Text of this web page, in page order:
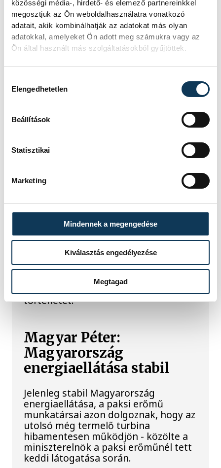
közösségi média-, hirdető- és elemező partnereinkkel
megosztjuk az Ön weboldalhasználatra vonatkozó
adatait, akik kombinálhatják az adatokat más olyan
adatokkal, amelyeket Ön adott meg számukra vagy az
Ön által használt más szolgáltatásokból gyűjtöttek.
Elengedhetetlen
Beállítások
Statisztikai
Marketing
Mindennek a megengedése
Kiválasztás engedélyezése
Megtagad
Rekordok Európában –
Magyarország a
legforróbb, Angliában
szárazság tombol
kontinensszerte rekordokat dönt a
Egyesült Királyságban olyan száraz
júliust mértek, amilyenre 155 éve nem
A múltban és ma is rossz
szikla
Újra kilátszik a Dunából az aszály
hírnöke! Régen a felbukkanása egyet
jelentett az éhínséggel, ma pedig a
klímaváltozás okozta extrém
szárazságra hívja fel a figyelmet.
Elmeséljük a baljós kőtömb
történetét.
Magyar Péter:
Magyarország
energiaellátása stabil
Jelenleg stabil Magyarország
energiaellátása, a paksi erőmű
munkatársai azon dolgoznak, hogy az
utolsó még termelő turbina
hibamentesen működjön - közölte a
miniszterelnök a paksi erőműnél tett
keddi látogatása során.